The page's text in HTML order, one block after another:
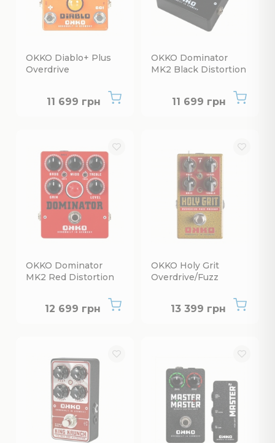
OKKO Diablo+ Plus
Overdrive
11 699 грнНет в наличии
OKKO Dominator
MK2 Black Distortion
11 699 грнНет в наличии
OKKO Dominator
MK2 Red Distortion
12 699 грнНет в наличии
OKKO Holy Grit
Overdrive/Fuzz
13 399 грнНет в наличии